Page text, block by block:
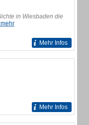
in Wiesbaden die
mehr
Mehr Infos
Mehr Infos